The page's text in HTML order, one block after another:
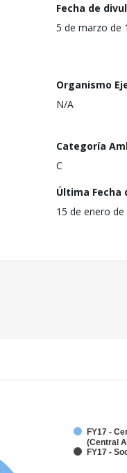
Fecha de
5 de marzo de
Organismo
N/A
Categoría
C
Última Fecha
15 de enero de
FY17 -
(Central
FY17 -